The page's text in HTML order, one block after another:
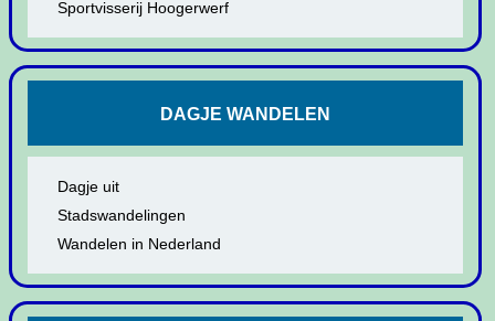
Sportvisserij Hoogerwerf
DAGJE WANDELEN
Dagje uit
Stadswandelingen
Wandelen in Nederland